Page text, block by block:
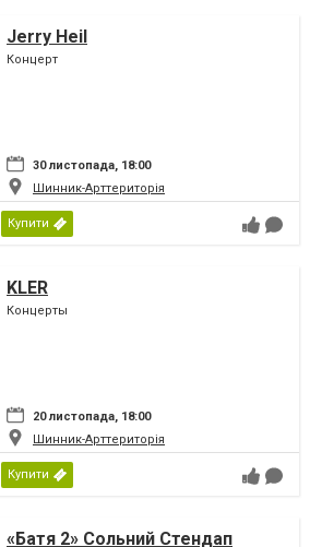
Jerry Heil
Концерт
30 листопада, 18:00
Шинник-Арттериторія
Купити
KLER
Концерты
20 листопада, 18:00
Шинник-Арттериторія
Купити
«Батя 2» Сольний Стендап